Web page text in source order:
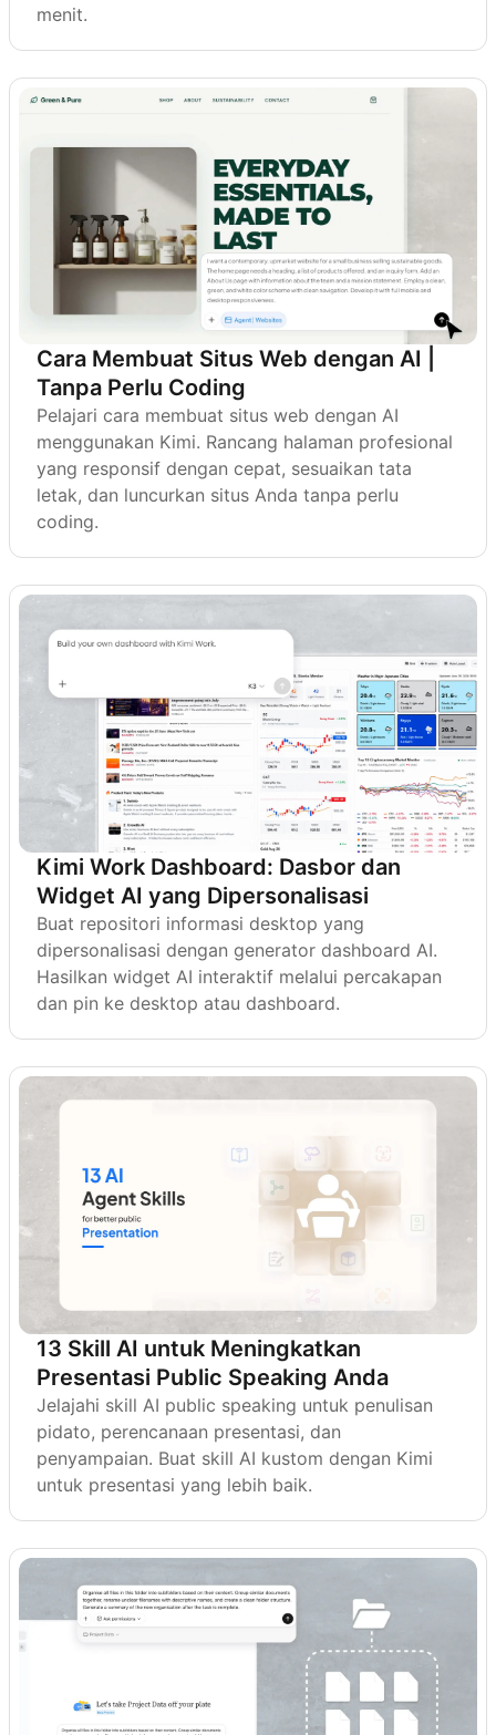
menit.
Cara Membuat Situs Web dengan AI |
Tanpa Perlu Coding
Pelajari cara membuat situs web dengan AI
menggunakan Kimi. Rancang halaman profesional
yang responsif dengan cepat, sesuaikan tata
letak, dan luncurkan situs Anda tanpa perlu
coding.
Kimi Work Dashboard: Dasbor dan
Widget AI yang Dipersonalisasi
Buat repositori informasi desktop yang
dipersonalisasi dengan generator dashboard AI.
Hasilkan widget AI interaktif melalui percakapan
dan pin ke desktop atau dashboard.
13 Skill AI untuk Meningkatkan
Presentasi Public Speaking Anda
Jelajahi skill AI public speaking untuk penulisan
pidato, perencanaan presentasi, dan
penyampaian. Buat skill AI kustom dengan Kimi
untuk presentasi yang lebih baik.